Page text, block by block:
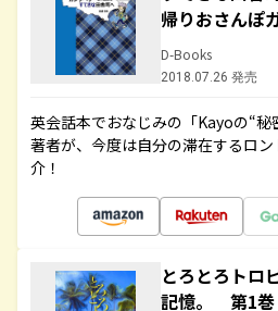
帰りおさんぽ
D-Books
2018.07.26 発売
英会話本でおなじみの「Kayoの“秘
著者が、今度は自分の滞在するロ
介！
とろとろトロ
記憶。 第1巻